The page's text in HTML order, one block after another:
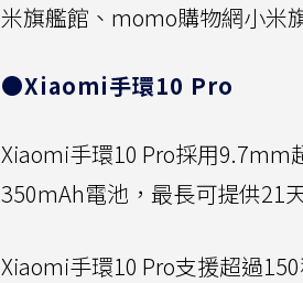
米旗艦館、momo購物網小米
●Xiaomi手環10 Pro
Xiaomi手環10 Pro採用9.7mm
350mAh電池，最長可提供21
Xiaomi手環10 Pro支援超過